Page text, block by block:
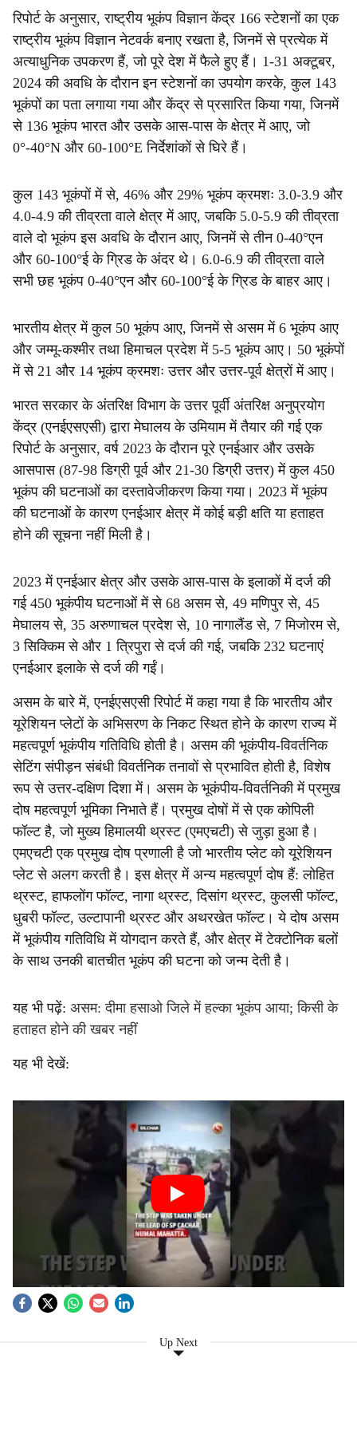
रिपोर्ट के अनुसार, राष्ट्रीय भूकंप विज्ञान केंद्र 166 स्टेशनों का एक
राष्ट्रीय भूकंप विज्ञान नेटवर्क बनाए रखता है, जिनमें से प्रत्येक में
अत्याधुनिक उपकरण हैं, जो पूरे देश में फैले हुए हैं। 1-31 अक्टूबर,
2024 की अवधि के दौरान इन स्टेशनों का उपयोग करके, कुल 143
भूकंपों का पता लगाया गया और केंद्र से प्रसारित किया गया, जिनमें
से 136 भूकंप भारत और उसके आस-पास के क्षेत्र में आए, जो
0°-40°N और 60-100°E निर्देशांकों से घिरे हैं।
कुल 143 भूकंपों में से, 46% और 29% भूकंप क्रमशः 3.0-3.9 और
4.0-4.9 की तीव्रता वाले क्षेत्र में आए, जबकि 5.0-5.9 की तीव्रता
वाले दो भूकंप इस अवधि के दौरान आए, जिनमें से तीन 0-40°एन
और 60-100°ई के ग्रिड के अंदर थे। 6.0-6.9 की तीव्रता वाले
सभी छह भूकंप 0-40°एन और 60-100°ई के ग्रिड के बाहर आए।
भारतीय क्षेत्र में कुल 50 भूकंप आए, जिनमें से असम में 6 भूकंप आए
और जम्मू-कश्मीर तथा हिमाचल प्रदेश में 5-5 भूकंप आए। 50 भूकंपों
में से 21 और 14 भूकंप क्रमशः उत्तर और उत्तर-पूर्व क्षेत्रों में आए।
भारत सरकार के अंतरिक्ष विभाग के उत्तर पूर्वी अंतरिक्ष अनुप्रयोग
केंद्र (एनईएसएसी) द्वारा मेघालय के उमियाम में तैयार की गई एक
रिपोर्ट के अनुसार, वर्ष 2023 के दौरान पूरे एनईआर और उसके
आसपास (87-98 डिग्री पूर्व और 21-30 डिग्री उत्तर) में कुल 450
भूकंप की घटनाओं का दस्तावेजीकरण किया गया। 2023 में भूकंप
की घटनाओं के कारण एनईआर क्षेत्र में कोई बड़ी क्षति या हताहत
होने की सूचना नहीं मिली है।
2023 में एनईआर क्षेत्र और उसके आस-पास के इलाकों में दर्ज की
गई 450 भूकंपीय घटनाओं में से 68 असम से, 49 मणिपुर से, 45
मेघालय से, 35 अरुणाचल प्रदेश से, 10 नागालैंड से, 7 मिजोरम से,
3 सिक्किम से और 1 त्रिपुरा से दर्ज की गई, जबकि 232 घटनाएं
एनईआर इलाके से दर्ज की गईं।
असम के बारे में, एनईएसएसी रिपोर्ट में कहा गया है कि भारतीय और
यूरेशियन प्लेटों के अभिसरण के निकट स्थित होने के कारण राज्य में
महत्वपूर्ण भूकंपीय गतिविधि होती है। असम की भूकंपीय-विवर्तनिक
सेटिंग संपीड़न संबंधी विवर्तनिक तनावों से प्रभावित होती है, विशेष
रूप से उत्तर-दक्षिण दिशा में। असम के भूकंपीय-विवर्तनिकी में प्रमुख
दोष महत्वपूर्ण भूमिका निभाते हैं। प्रमुख दोषों में से एक कोपिली
फॉल्ट है, जो मुख्य हिमालयी थ्रस्ट (एमएचटी) से जुड़ा हुआ है।
एमएचटी एक प्रमुख दोष प्रणाली है जो भारतीय प्लेट को यूरेशियन
प्लेट से अलग करती है। इस क्षेत्र में अन्य महत्वपूर्ण दोष हैं: लोहित
थ्रस्ट, हाफलोंग फॉल्ट, नागा थ्रस्ट, दिसांग थ्रस्ट, कुलसी फॉल्ट,
धुबरी फॉल्ट, उल्टापानी थ्रस्ट और अथरखेत फॉल्ट। ये दोष असम
में भूकंपीय गतिविधि में योगदान करते हैं, और क्षेत्र में टेक्टोनिक बलों
के साथ उनकी बातचीत भूकंप की घटना को जन्म देती है।
यह भी पढ़ें: असम: दीमा हसाओ जिले में हल्का भूकंप आया; किसी के
हताहत होने की खबर नहीं
यह भी देखें:
Up Next